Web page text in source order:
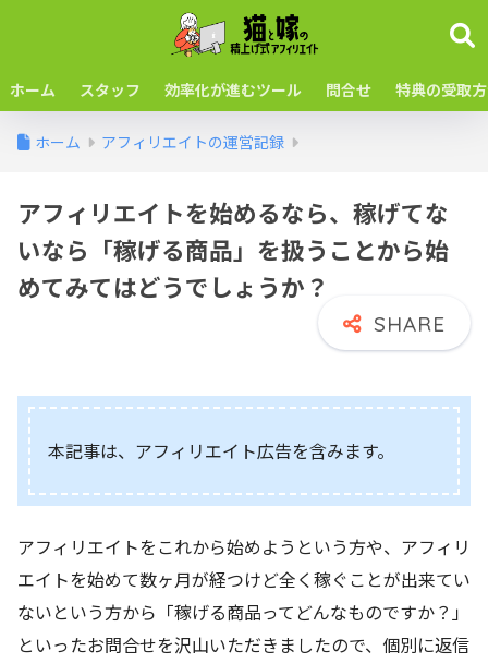
ホーム スタッフ 効率化が進むツール 問合せ 特典の受取
ホーム アフィリエイトの運営記録
アフィリエイトを始めるなら、稼げてな
いなら「稼げる商品」を扱うことから始
めてみてはどうでしょうか？
本記事は、アフィリエイト広告を含みます。
アフィリエイトをこれから始めようという方や、アフィリ
エイトを始めて数ヶ月が経つけど全く稼ぐことが出来てい
ないという方から「稼げる商品ってどんなものですか？」
といったお問合せを沢山いただきましたので、個別に返信